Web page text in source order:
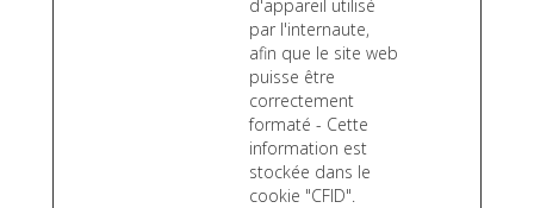
d'appareil utilisé
par l'internaute,
afin que le site web
puisse être
correctement
formaté - Cette
information est
stockée dans le
cookie "CFID".